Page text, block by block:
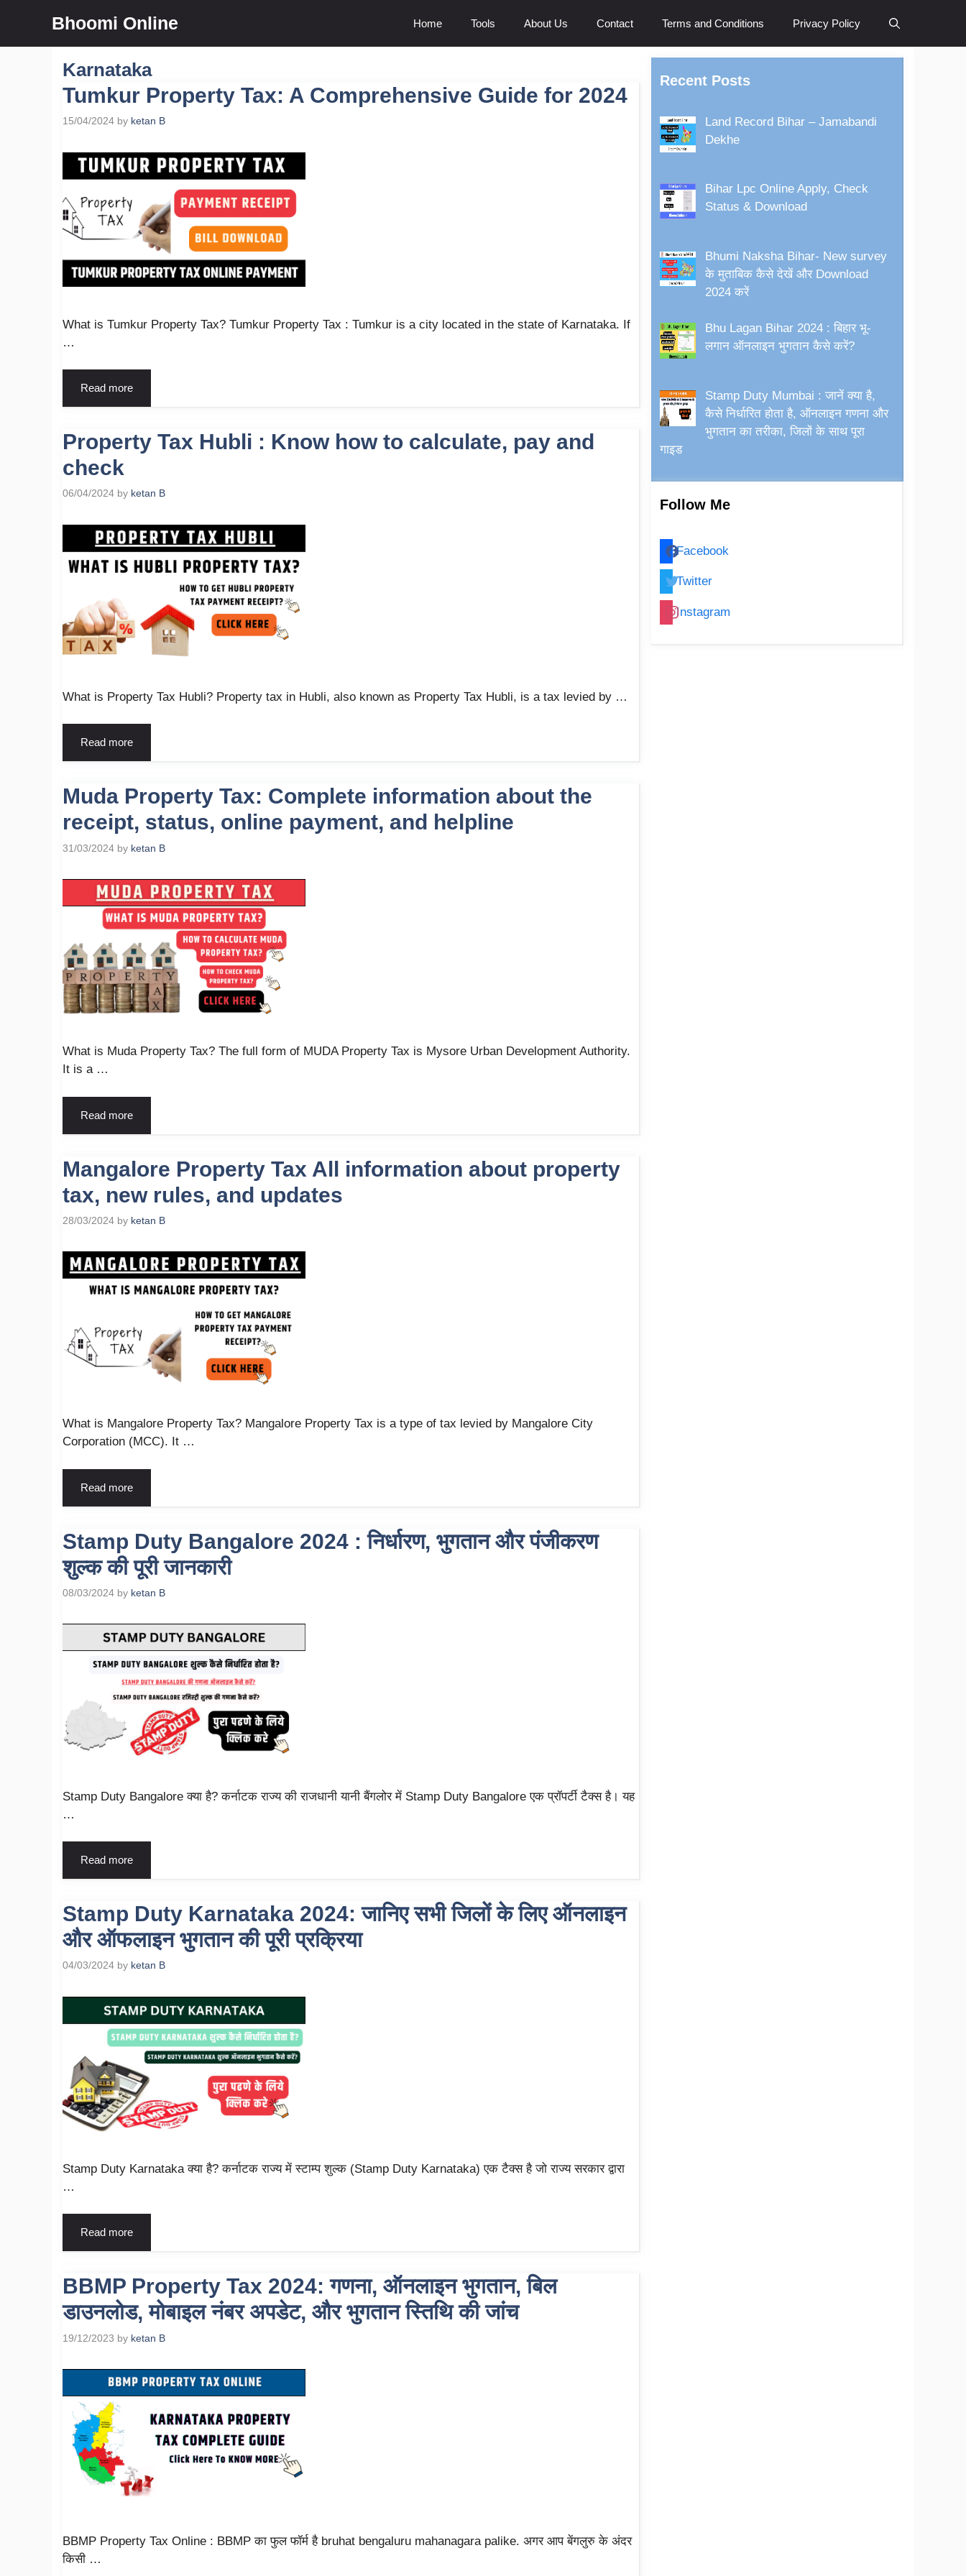
content
Bhoomi Online Home Tools About Us Contact Terms and Conditions Privacy Policy
Karnataka
Tumkur Property Tax: A Comprehensive Guide for 2024
15/04/2024 by ketan B
What is Tumkur Property Tax? Tumkur Property Tax : Tumkur is a city located in the state of Karnataka. If
…
Read more
Property Tax Hubli : Know how to calculate, pay and
check
06/04/2024 by ketan B
What is Property Tax Hubli? Property tax in Hubli, also known as Property Tax Hubli, is a tax levied by …
Read more
Muda Property Tax: Complete information about the
receipt, status, online payment, and helpline
31/03/2024 by ketan B
What is Muda Property Tax? The full form of MUDA Property Tax is Mysore Urban Development Authority.
It is a …
Read more
Mangalore Property Tax All information about property
tax, new rules, and updates
28/03/2024 by ketan B
What is Mangalore Property Tax? Mangalore Property Tax is a type of tax levied by Mangalore City
Corporation (MCC). It …
Read more
Stamp Duty Bangalore 2024 : निर्धारण, भुगतान और पंजीकरण
शुल्क की पूरी जानकारी
08/03/2024 by ketan B
Stamp Duty Bangalore क्या है? कर्नाटक राज्य की राजधानी यानी बैंगलोर में Stamp Duty Bangalore एक प्रॉपर्टी टैक्स है। यह
…
Read more
Stamp Duty Karnataka 2024: जानिए सभी जिलों के लिए ऑनलाइन
और ऑफलाइन भुगतान की पूरी प्रक्रिया
04/03/2024 by ketan B
Stamp Duty Karnataka क्या है? कर्नाटक राज्य में स्टाम्प शुल्क (Stamp Duty Karnataka) एक टैक्स है जो राज्य सरकार द्वारा
…
Read more
BBMP Property Tax 2024: गणना, ऑनलाइन भुगतान, बिल
डाउनलोड, मोबाइल नंबर अपडेट, और भुगतान स्तिथि की जांच
19/12/2023 by ketan B
BBMP Property Tax Online : BBMP का फुल फॉर्म है bruhat bengaluru mahanagara palike. अगर आप बेंगलुरु के अंदर
किसी …
Recent Posts
Land Record Bihar – Jamabandi
Dekhe
Bihar Lpc Online Apply, Check
Status & Download
Bhumi Naksha Bihar- New survey
के मुताबिक कैसे देखें और Download
2024 करें
Bhu Lagan Bihar 2024 : बिहार भू-
लगान ऑनलाइन भुगतान कैसे करें?
Stamp Duty Mumbai : जानें क्या है,
कैसे निर्धारित होता है, ऑनलाइन गणना और
भुगतान का तरीका, जिलों के साथ पूरा
गाइड
Follow Me
Facebook
Twitter
Instagram